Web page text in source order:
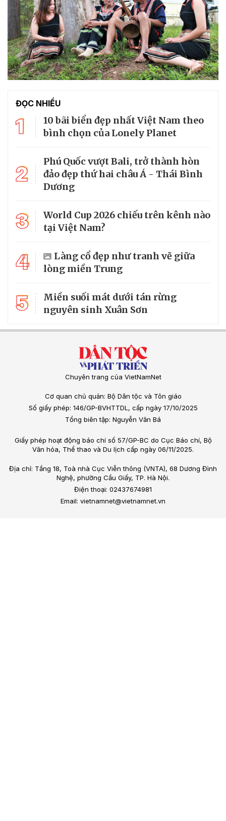
ĐỌC NHIỀU
1
10 bãi biển đẹp nhất Việt Nam theo
bình chọn của Lonely Planet
2
Phú Quốc vượt Bali, trở thành hòn
đảo đẹp thứ hai châu Á - Thái Bình
Dương
3
World Cup 2026 chiếu trên kênh nào
tại Việt Nam?
4
Làng cổ đẹp như tranh vẽ giữa
lòng miền Trung
5
Miền suối mát dưới tán rừng
nguyên sinh Xuân Sơn
Chuyên trang của VietNamNet
Cơ quan chủ quản: Bộ Dân tộc và Tôn giáo
Số giấy phép: 146/GP-BVHTTDL, cấp ngày 17/10/2025
Tổng biên tập: Nguyễn Văn Bá
Giấy phép hoạt động báo chí số 57/GP-BC do Cục Báo chí, Bộ
Văn hóa, Thể thao và Du lịch cấp ngày 06/11/2025.
Địa chỉ: Tầng 18, Toà nhà Cục Viễn thông (VNTA), 68 Dương Đình
Nghệ, phường Cầu Giấy, TP. Hà Nội.
Điện thoại: 02437674981
Email: vietnamnet@vietnamnet.vn